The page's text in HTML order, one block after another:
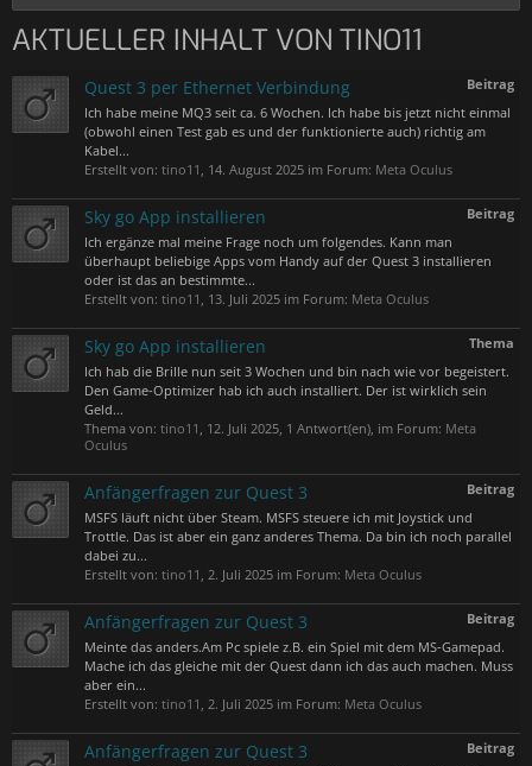
AKTUELLER INHALT VON TINO11
Beitrag
Quest 3 per Ethernet Verbindung
Ich habe meine MQ3 seit ca. 6 Wochen. Ich habe bis jetzt nicht einmal
(obwohl einen Test gab es und der funktionierte auch) richtig am
Kabel...
Erstellt von: tino11 , 14. August 2025 im Forum: Meta Oculus
Beitrag
Sky go App installieren
Ich ergänze mal meine Frage noch um folgendes. Kann man
überhaupt beliebige Apps vom Handy auf der Quest 3 installieren
oder ist das an bestimmte...
Erstellt von: tino11 , 13. Juli 2025 im Forum: Meta Oculus
Thema
Sky go App installieren
Ich hab die Brille nun seit 3 Wochen und bin nach wie vor begeistert.
Den Game-Optimizer hab ich auch installiert. Der ist wirklich sein
Geld...
Thema von: tino11 , 12. Juli 2025, 1 Antwort(en), im Forum: Meta
Oculus
Beitrag
Anfängerfragen zur Quest 3
MSFS läuft nicht über Steam. MSFS steuere ich mit Joystick und
Trottle. Das ist aber ein ganz anderes Thema. Da bin ich noch parallel
dabei zu...
Erstellt von: tino11 , 2. Juli 2025 im Forum: Meta Oculus
Beitrag
Anfängerfragen zur Quest 3
Meinte das anders.Am Pc spiele z.B. ein Spiel mit dem MS-Gamepad.
Mache ich das gleiche mit der Quest dann ich das auch machen. Muss
aber ein...
Erstellt von: tino11 , 2. Juli 2025 im Forum: Meta Oculus
Beitrag
Anfängerfragen zur Quest 3